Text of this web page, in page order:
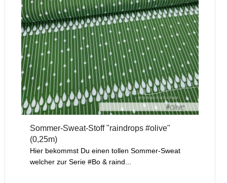
Sommer-Sweat-Stoff "raindrops #olive"
(0,25m)
Hier bekommst Du einen tollen Sommer-Sweat
welcher zur Serie #Bo & raind...